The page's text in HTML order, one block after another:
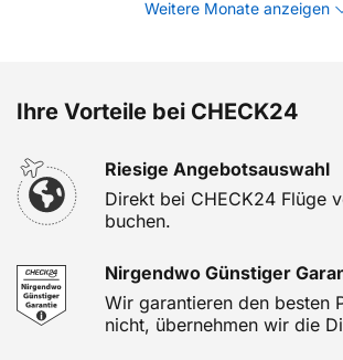
Weitere Monate anzeigen
Ihre Vorteile bei CHECK24
Riesige Angebotsauswahl
Direkt bei CHECK24 Flüge
buchen.
Nirgendwo Günstiger
Wir garantieren den besten
nicht, übernehmen wir die